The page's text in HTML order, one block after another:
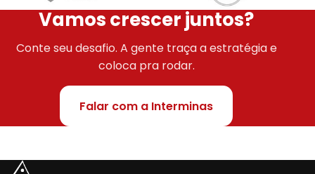
Vamos crescer juntos?
Conte seu desafio. A gente traça a estratégia e
coloca pra rodar.
Falar com a Interminas